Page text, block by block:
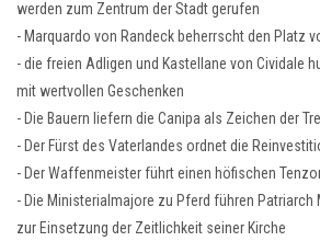
werden zum Zentrum der Stadt gerufen
- Marquardo von Randeck beherrscht den Platz
- die freien Adligen und Kastellane von Cividale
mit wertvollen Geschenken
- Die Bauern liefern die Canipa als Zeichen der
- Der Fürst des Vaterlandes ordnet die
- Der Waffenmeister führt einen höfischen
- Die Ministerialmajore zu Pferd führen Patriarch
zur Einsetzung der Zeitlichkeit seiner Kirche